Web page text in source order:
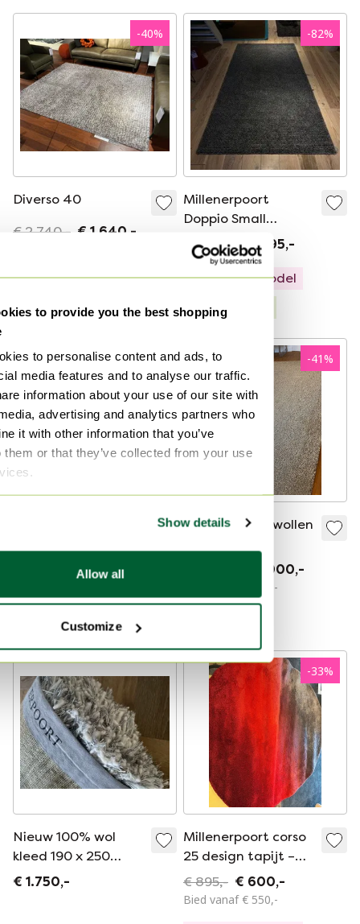
to provide you the best shopping
to personalise content and ads, to
media features and to analyse our traffic.
information about your use of our site with
advertising and analytics partners who
it with other information that you’ve
them or that they’ve collected from your use
Show details
Allow all
Customize
-40%
Diverso 40
€ 2.740,- € 1.640,-
-82%
Millenerpoort
Doppio Small
€ 2.200,- € 395,-
Showroommodel
Gecureerd
-41%
€ 4.705,- € 2.795,-
Gecureerd
-41%
Millenerpoort wollen
€ 1.000,-
Bied vanaf € 500,-
Nieuw 100% wol
kleed 190 x 250
Millenerpoort
€ 1.750,-
-33%
Millenerpoort corso
25 design tapijt –
rond 270 cm – luxe
vloerkleed
€ 895,- € 600,-
Bied vanaf € 550,-